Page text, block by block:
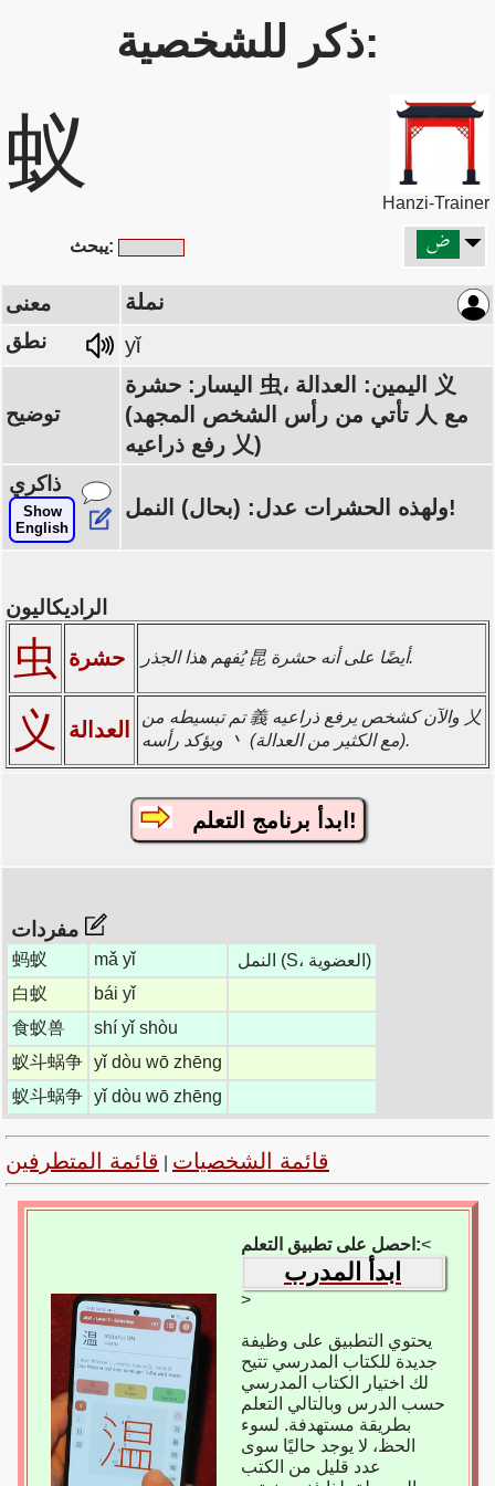
ذكر للشخصية:
蚁
Hanzi-Trainer
يبحث:
معنى نملة
نطق yǐ
توضيح
اليسار: حشرة 虫، اليمين: العدالة 义
(تأتي من رأس الشخص المجهد 人 مع
رفع ذراعيه 乂)
ذاكري
Show
English
ولهذه الحشرات عدل: (بحال) النمل!
الراديكاليون
虫 حشرة يُفهم هذا الجذر 昆 أيضًا على أنه حشرة.
义 العدالة
تم تبسيطه من 義 والآن كشخص يرفع ذراعيه 乂
ويؤكد رأسه 丶 (مع الكثير من العدالة).
ابدأ برنامج التعلم!
蚂蚁 mǎ yǐ
النمل (S، العضوية)
白蚁
bái yǐ
食蚁兽
shí yǐ shòu
蚁斗蜗争 yǐ dòu wō zhēng
蚁斗蜗争 yǐ dòu wō zhēng
قائمة الشخصيات قائمة المتطرفين
احصل على تطبيق التعلم:<
ابدأ المدرب
>
يحتوي التطبيق على وظيفة
جديدة للكتاب المدرسي تتيح
لك اختيار الكتاب المدرسي
حسب الدرس وبالتالي التعلم
بطريقة مستهدفة. لسوء
الحظ، لا يوجد حاليًا سوى
عدد قليل من الكتب